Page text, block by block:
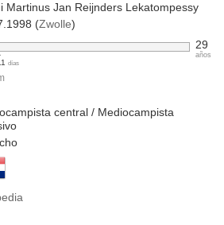
Martinus Jan Reijnders Lekatompessy
(Zwolle)
días
29
años
central / Mediocampista